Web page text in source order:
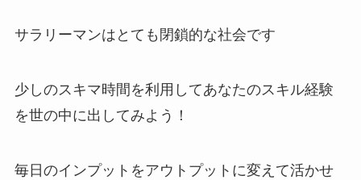
サラリーマンはとても閉鎖的な社会です
少しのスキマ時間を利用してあなたのスキル経験
を世の中に出してみよう！
毎日のインプットをアウトプットに変えて活かせ